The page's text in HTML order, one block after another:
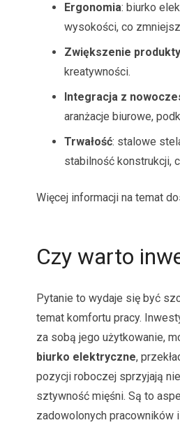
Ergonomia: biurko
wysokości, co
Zwiększenie
kreatywności.
Integracja z
aranżacje biurowe,
Trwałość: stalowe
stabilność konstrukcji,
Więcej informacji na temat
Czy warto
Pytanie to wydaje się być
temat komfortu pracy.
za sobą jego użytkowanie,
biurko elektryczne,
pozycji roboczej sprzyjają
sztywność mięśni. Są to
zadowolonych pracowników